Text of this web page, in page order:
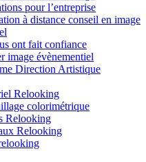
pour l’entreprise
à distance conseil en image
ont fait confiance
image évènementiel
Direction Artistique
Relooking
colorimétrique
Relooking
Relooking